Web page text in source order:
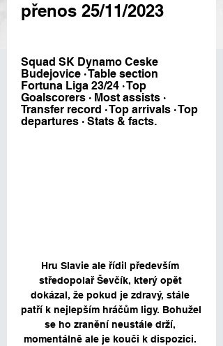
přenos 25/11/2023
Squad SK Dynamo Ceske
Budejovice · Table section
Fortuna Liga 23/24 · Top
Goalscorers · Most assists ·
Transfer record · Top arrivals · Top
departures · Stats & facts.
Hru Slavie ale řídil především
středopolař Ševčík, který opět
dokázal, že pokud je zdravý, stále
patří k nejlepším hráčům ligy. Bohužel
se ho zranění neustále drží,
momentálně ale je kouči k dispozici.